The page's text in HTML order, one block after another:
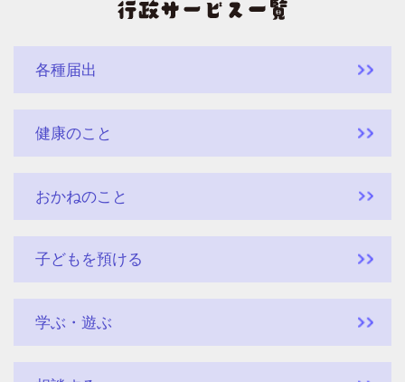
各種届出
健康のこと
おかねのこと
子どもを預ける
学ぶ・遊ぶ